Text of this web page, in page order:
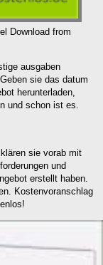
Download from
ausgaben
sie das datum
herunterladen,
und schon ist es.
sie vorab mit
und
erstellt haben.
Kostenvoranschlag